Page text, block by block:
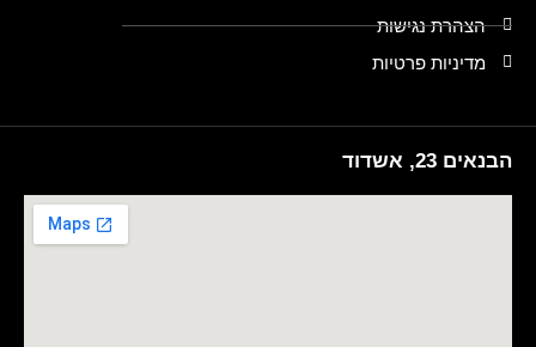
הצהרת נגישות
מדיניות פרטיות
הבנאים 23, אשדוד